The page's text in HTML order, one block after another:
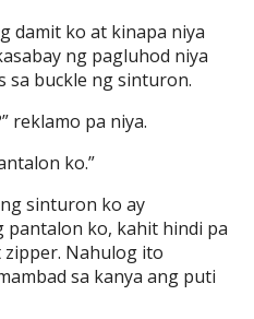
damit ko at kinapa niya
ng pagluhod niya
sa buckle ng sinturon.
reklamo pa niya.
ko.”
sinturon ko ay
ko, kahit hindi pa
Nahulog ito
sa kanya ang puti